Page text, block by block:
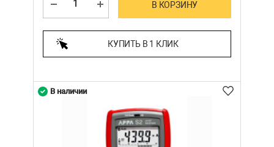
В КОРЗИНУ
КУПИТЬ В 1 КЛИК
В наличии